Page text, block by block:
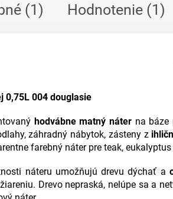
(1) Hodnotenie (1)
0,75L 004 douglasie
hodvábne matný náter na báze
záhradný nábytok, zásteny z
farebný náter pre teak,
náteru umožňujú drevu dýchať a
Drevo nepraská, nelúpe sa a